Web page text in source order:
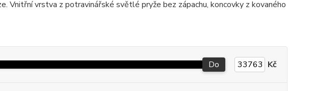
vrstva z potravinářské světlé pryže bez zápachu, koncovky z kovaného
Do Kč